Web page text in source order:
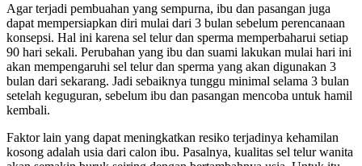
Agar terjadi pembuahan yang sempurna, ibu dan pasangan juga
dapat mempersiapkan diri mulai dari 3 bulan sebelum perencanaan
konsepsi. Hal ini karena sel telur dan sperma memperbaharui setiap
90 hari sekali. Perubahan yang ibu dan suami lakukan mulai hari ini
akan mempengaruhi sel telur dan sperma yang akan digunakan 3
bulan dari sekarang. Jadi sebaiknya tunggu minimal selama 3 bulan
setelah keguguran, sebelum ibu dan pasangan mencoba untuk hamil
kembali.
Faktor lain yang dapat meningkatkan resiko terjadinya kehamilan
kosong adalah usia dari calon ibu. Pasalnya, kualitas sel telur wanita